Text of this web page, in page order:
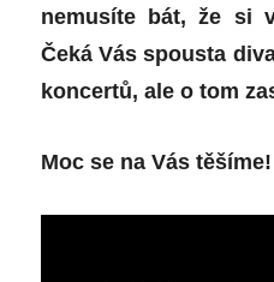
nemusíte bát, že si
Čeká Vás spousta
koncertů, ale o tom
Moc se na Vás těšíme!